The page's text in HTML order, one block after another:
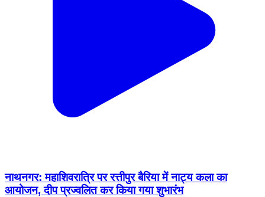
नाथनगर: महाशिवरात्रि पर रत्तीपुर बैरिया में नाट्य कला का
आयोजन, दीप प्रज्वलित कर किया गया शुभारंभ